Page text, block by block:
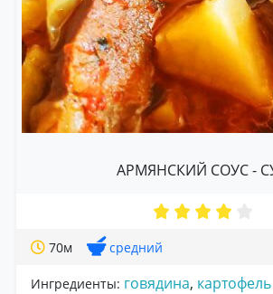
АРМЯНСКИЙ СОУС -
70м средний
Ингредиенты: говядина, картофель